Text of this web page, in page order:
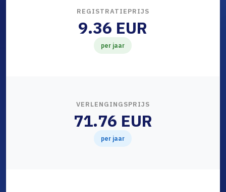
REGISTRATIEPRIJS
9.36 EUR
per jaar
VERLENGINGSPRIJS
71.76 EUR
per jaar